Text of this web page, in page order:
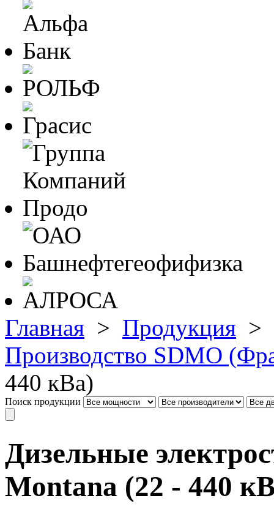
Главная > Продукция >
Производство SDMO
440 кВа)
Поиск продукции
Дизельные
Montana (22 - 440